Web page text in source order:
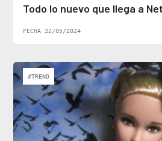
Todo lo nuevo que llega a
FECHA 22/05/2024
#TREND